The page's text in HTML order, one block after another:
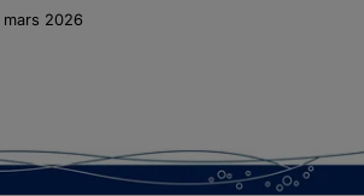
mars 2026